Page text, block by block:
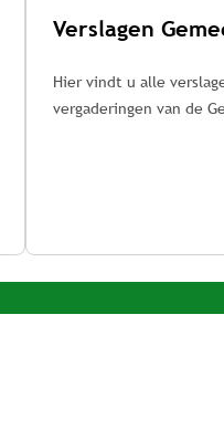
Verslagen
Hier vindt u alle
vergaderingen van de